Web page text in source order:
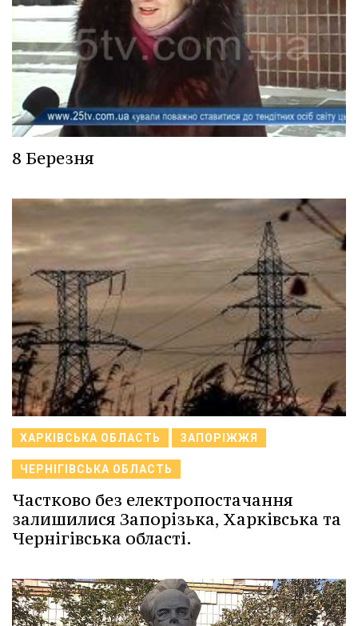
8 Березня
ХАРКІВСЬКА ОБЛАСТЬ ЗАПОРІЖЖЯ
ЧЕРНІГІВСЬКА ОБЛАСТЬ
Частково без електропостачання
залишилися Запорізька, Харківська та
Чернігівська області.